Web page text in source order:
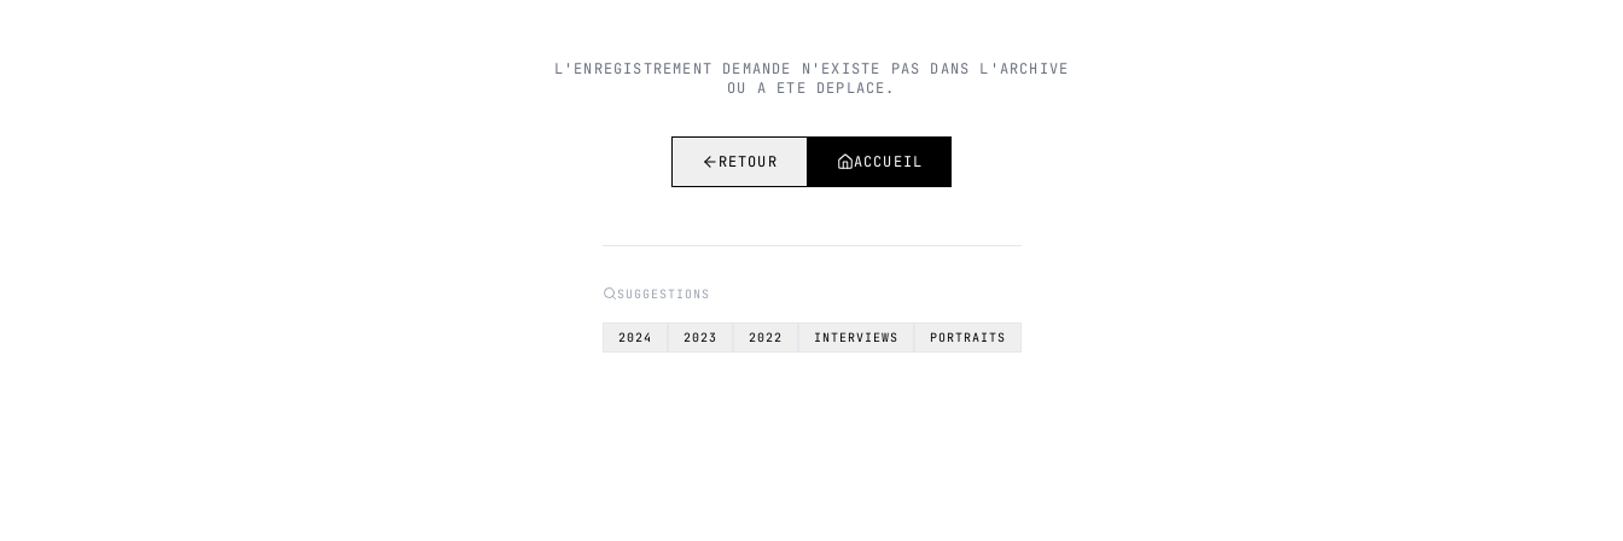
L'ENREGISTREMENT DEMANDE N'EXISTE PAS DANS L'ARCHIVE
OU A ETE DEPLACE.
RETOUR ACCUEIL
SUGGESTIONS
2024 2023 2022 INTERVIEWS PORTRAITS